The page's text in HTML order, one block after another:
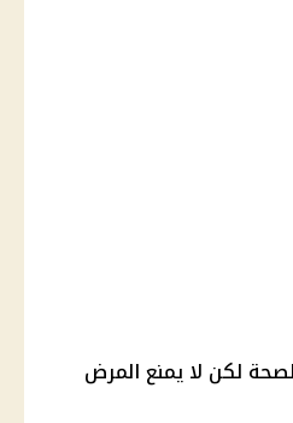
لكن لا يمنع المرض